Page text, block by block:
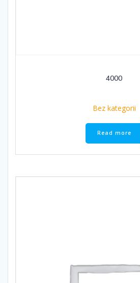
4000
Bez kategorii
Read more